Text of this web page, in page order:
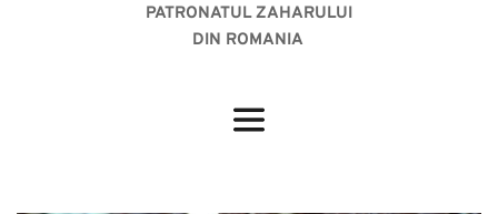
PATRONATUL ZAHARULUI
DIN ROMANIA